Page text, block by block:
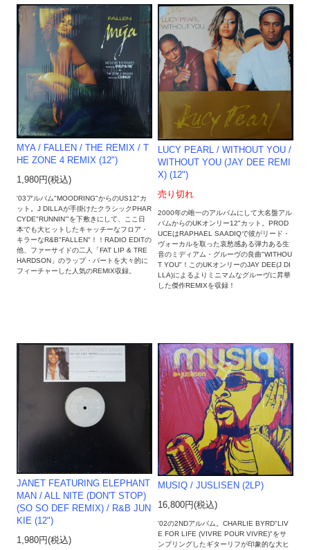
MYA / FALLEN / THE REMIX / T
HE ZONE 4 REMIX (12")
1,980円(税込)
'03アルバム"MOODRING"からのUS12"カ
ット。J DILLAが手掛けたクラシックPHAR
CYDE"RUNNIN'"を下敷きにして、ここ日
本でも大ヒットしたキャッチーなフロア・
キラーなR&B"FALLEN"！！RADIO EDITの
他、ファーサイドの二人「FAT LIP & TRE
HARDSON」のラップ・パートを大々的に
フィーチャーした人気のREMIX収録。
LUCY PEARL ‎/ WITHOUT YOU /
WITHOUT YOU (JAY DEE REMI
X) (12")
売り切れ
2000年の唯一のアルバムにして大名盤アル
バムからのUKオンリー12"カット。PROD
UCEはRAPHAEL SAADIQで彼がリード・
ヴォーカルを取った哀愁感ある弾力ある生
音のミディアム・グルーヴの良曲"WITHOU
T YOU"！このUKオンリーのJAY DEE(J DI
LLA)によるよりミニマムなグルーヴに昇華
した傑作REMIXを収録！
JANET FEATURING ELEPHANT
MAN / ALL NITE (DON'T STOP)
(SO SO DEF REMIX) / R&B JUN
KIE (12")
1,980円(税込)
MUSIQ / JUSLISEN (2LP)
16,800円(税込)
'02の2NDアルバム。CHARLIE BYRD"LIV
E FOR LIFE (VIVRE POUR VIVRE)"をサ
ンプリングしたギターリフが印象的な大ヒ